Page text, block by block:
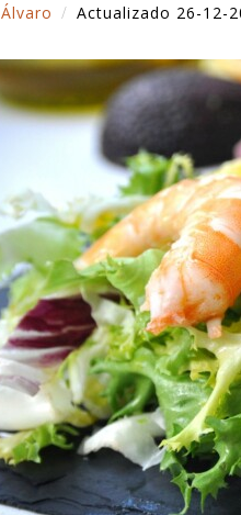
Álvaro Actualizado 26-12-